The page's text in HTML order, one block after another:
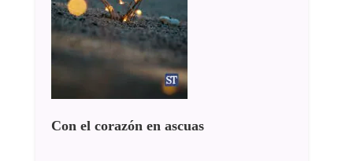
Con el corazón en ascuas